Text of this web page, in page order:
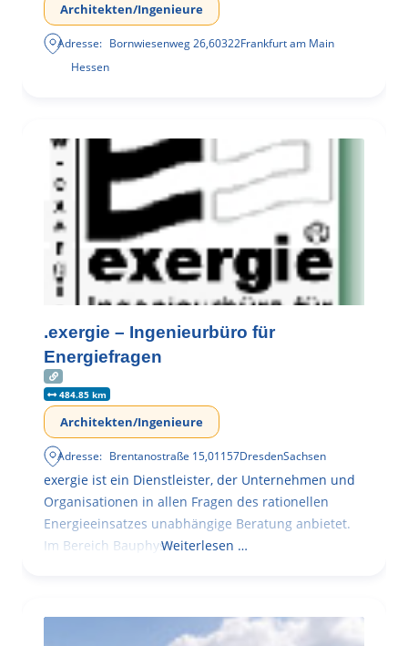
Architekten/Ingenieure
Adresse: Bornwiesenweg 26,60322Frankfurt am Main
Hessen
.exergie – Ingenieurbüro für
Energiefragen
484.85 km
Architekten/Ingenieure
Adresse: Brentanostraße 15,01157DresdenSachsen
exergie ist ein Dienstleister, der Unternehmen und
Organisationen in allen Fragen des rationellen
Energieeinsatzes unabhängige Beratung anbietet.
Im Bereich BauphysikWeiterlesen …